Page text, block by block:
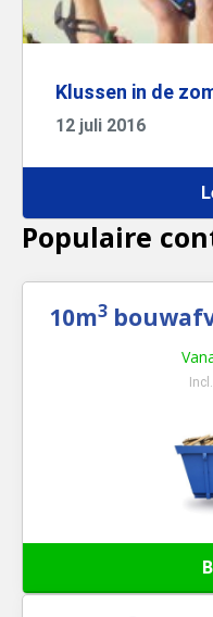
Klussen in de
12 juli 2016
Populaire
10m3